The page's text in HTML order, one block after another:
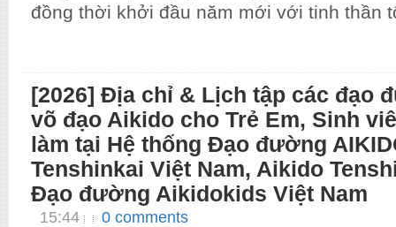
đồng thời khởi đầu năm mới với tinh thần
[2026] Địa chỉ & Lịch tập các đạo
võ đạo Aikido cho Trẻ Em, Sinh
làm tại Hệ thống Đạo đường
Tenshinkai Việt Nam, Aikido
Đạo đường Aikidokids Việt Nam
15:44 0 comments